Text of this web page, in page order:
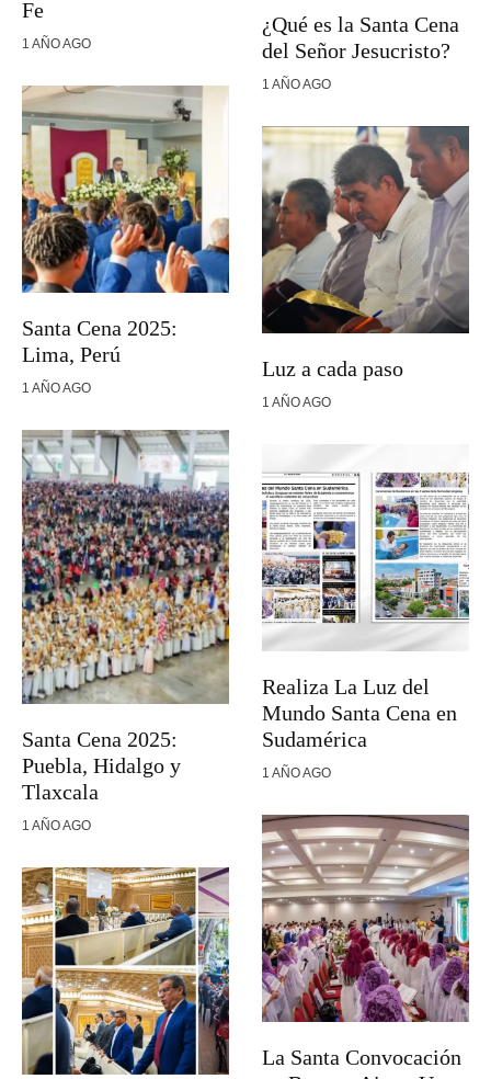
Fe
1 AÑO AGO
Santa Cena 2025:
Lima, Perú
1 AÑO AGO
Santa Cena 2025:
Puebla, Hidalgo y
Tlaxcala
1 AÑO AGO
¿Qué es la Santa Cena
del Señor Jesucristo?
1 AÑO AGO
Luz a cada paso
1 AÑO AGO
Realiza La Luz del
Mundo Santa Cena en
Sudamérica
1 AÑO AGO
La Santa Convocación